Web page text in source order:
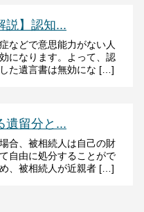
説】認知...
などで意思能力がない人
になります。よって、認
た遺言書は無効にな […]
遺留分と...
合、被相続人は自己の財
自由に処分することがで
、被相続人が近親者 […]